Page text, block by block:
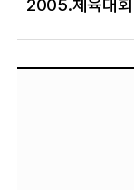
2005.체육대회